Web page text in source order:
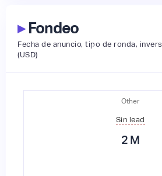
▸Fondeo
Fecha de anuncio, tipo de ronda,
(USD)
Other
Sin lead
2 M